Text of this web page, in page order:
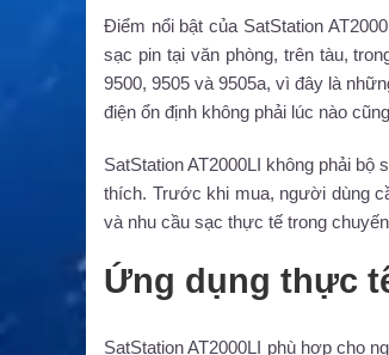
Điểm nổi bật của SatStation
sạc pin tại văn phòng, trên tàu,
9500, 9505 và 9505a, vì đây là
điện ổn định không phải lúc nào
SatStation AT2000LI không phải
thích. Trước khi mua, người dùng
và nhu cầu sạc thực tế trong
Ứng dụng thực
SatStation AT2000LI phù hợp cho